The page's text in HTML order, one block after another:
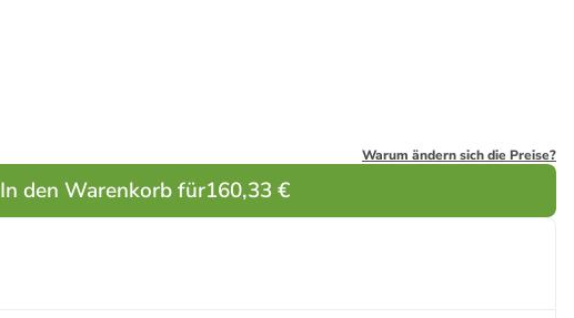
Warum ändern sich die Preise?
In den Warenkorb für160,33 €